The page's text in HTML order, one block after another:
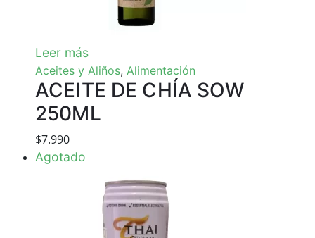
Leer más
Aceites y Aliños, Alimentación
ACEITE DE CHÍA SOW
250ML
$7.990
Agotado